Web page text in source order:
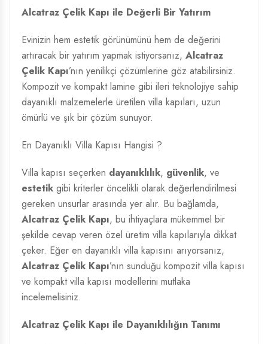
Alcatraz Çelik Kapı ile Değerli Bir Yatırım
Evinizin hem estetik görünümünü hem de değerini
artıracak bir yatırım yapmak istiyorsanız, Alcatraz
Çelik Kapı’nın yenilikçi çözümlerine göz atabilirsiniz.
Kompozit ve kompakt lamine gibi ileri teknolojiye sahip
dayanıklı malzemelerle üretilen villa kapıları, uzun
ömürlü ve şık bir çözüm sunuyor.
En Dayanıklı Villa Kapısı Hangisi ?
Villa kapısı seçerken dayanıklılık, güvenlik, ve
estetik gibi kriterler öncelikli olarak değerlendirilmesi
gereken unsurlar arasında yer alır. Bu bağlamda,
Alcatraz Çelik Kapı, bu ihtiyaçlara mükemmel bir
şekilde cevap veren özel üretim villa kapılarıyla dikkat
çeker. Eğer en dayanıklı villa kapısını arıyorsanız,
Alcatraz Çelik Kapı’nın sunduğu kompozit villa kapısı
ve kompakt villa kapısı modellerini mutlaka
incelemelisiniz.
Alcatraz Çelik Kapı ile Dayanıklılığın Tanımı